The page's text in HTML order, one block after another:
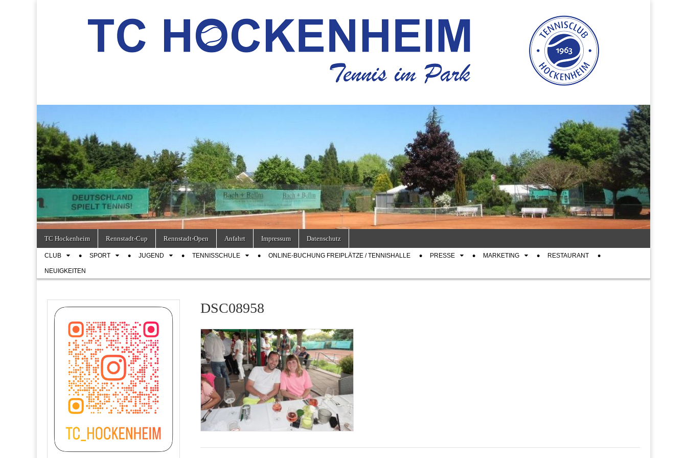
TC Hockenheim
Main
menu
content
TC Hockenheim Rennstadt-Cup Rennstadt-Open Anfahrt Impressum Datenschutz
SubCLUB SPORT JUGEND TENNISSCHULE ONLINE-BUCHUNG FREIPLÄTZE / TENNISHALLE PRESSE MARKETING RESTAURANT
NEUIGKEITEN
DSC08958